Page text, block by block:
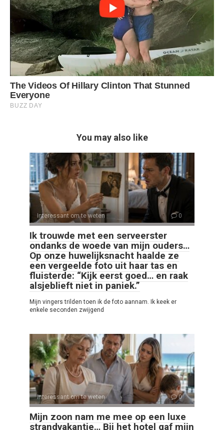
You may also like
Interessant om te weten 0
Ik trouwde met een serveerster
ondanks de woede van mijn ouders…
Op onze huwelijksnacht haalde ze
een vergeelde foto uit haar tas en
fluisterde: “Kijk eerst goed… en raak
alsjeblieft niet in paniek.”
Mijn vingers trilden toen ik de foto aannam. Ik keek er
enkele seconden zwijgend
Interessant om te weten 0
Mijn zoon nam me mee op een luxe
strandvakantie… Bij het hotel gaf mijn